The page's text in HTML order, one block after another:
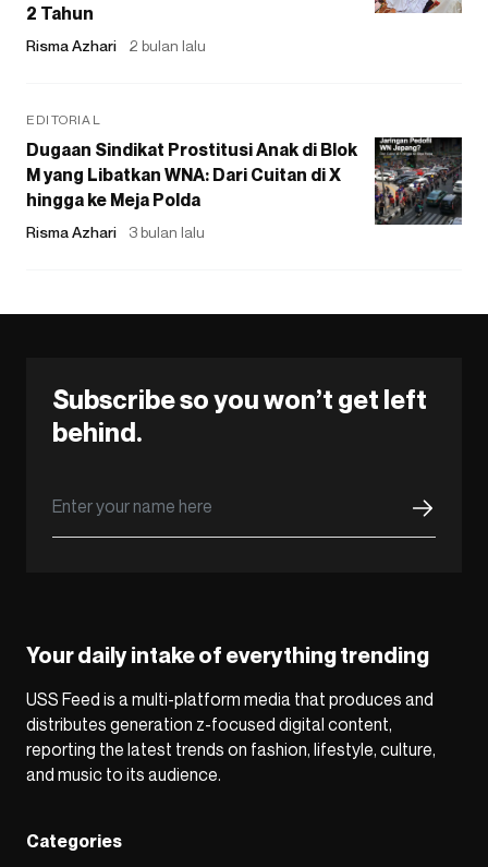
2 Tahun
Risma Azhari 2 bulan lalu
EDITORIAL
Dugaan Sindikat Prostitusi Anak di Blok
M yang Libatkan WNA: Dari Cuitan di X
hingga ke Meja Polda
Risma Azhari 3 bulan lalu
Subscribe so you won’t get left
behind.
Your daily intake of everything trending
USS Feed is a multi-platform media that produces and
distributes generation z-focused digital content,
reporting the latest trends on fashion, lifestyle, culture,
and music to its audience.
Categories